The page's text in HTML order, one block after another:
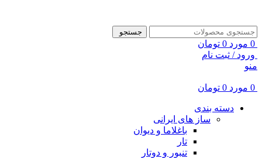
جستجو
0 مورد 0 تومان
ورود / ثبت نام
منو
0 مورد 0 تومان
دسته بندی
ساز های ایرانی
باغلاما و دیوان
تار
تنبور و دوتار